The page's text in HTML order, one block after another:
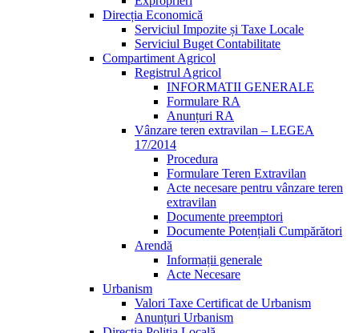
Direcția Economică
Serviciul Impozite și Taxe Locale
Serviciul Buget Contabilitate
Compartiment Agricol
Registrul Agricol
INFORMATII GENERALE
Formulare RA
Anunțuri RA
Vânzare teren extravilan – LEGEA
17/2014
Procedura
Formulare Teren Extravilan
Acte necesare pentru vânzare teren
extravilan
Documente preemptori
Documente Potențiali Cumpărători
Arendă
Informații generale
Acte Necesare
Urbanism
Valori Taxe Certificat de Urbanism
Anunțuri Urbanism